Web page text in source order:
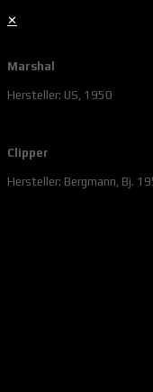
✕
Marshal
Hersteller: US, 1950
Clipper
Hersteller: Bergmann, Bj.